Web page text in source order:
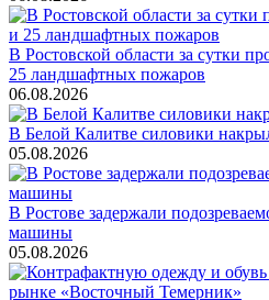
В Ростовской области за сутки
25 ландшафтных пожаров
06.08.2026
В Белой Калитве силовики
05.08.2026
В Ростове задержали
машины
05.08.2026